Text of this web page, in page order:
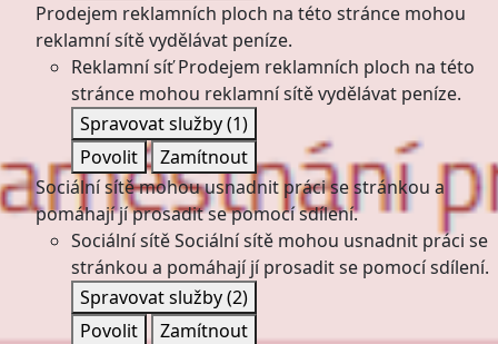
Prodejem reklamních ploch na této stránce mohou
reklamní sítě vydělávat peníze.
Reklamní síť Prodejem reklamních ploch na této
stránce mohou reklamní sítě vydělávat peníze.
Spravovat služby(1)
Povolit
Zamítnout
Sociální sítě mohou usnadnit práci se stránkou a
pomáhají jí prosadit se pomocí sdílení.
Sociální sítěSociální sítě mohou usnadnit práci se
stránkou a pomáhají jí prosadit se pomocí sdílení.
Spravovat služby(2)
Povolit
Zamítnout